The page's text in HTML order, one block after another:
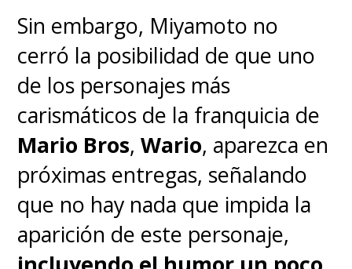
El cuarto puesto lo ocupa
"Ponyo" con 13 países, Chile
incluido y gran parte de
Latinoamérica ; "Porco Rosso"
en el quinto lugar con siete
países; "Mi vecino Totoro" con
cinco países en el sexto lugar; y
"La tumba de las luciérnagas" en
el séptimo con un país,
Sin embargo, Miyamoto no
cerró la posibilidad de que uno
de los personajes más
carismáticos de la franquicia de
Mario Bros,Wario, aparezca en
próximas entregas, señalando
que no hay nada que impida la
aparición de este personaje,